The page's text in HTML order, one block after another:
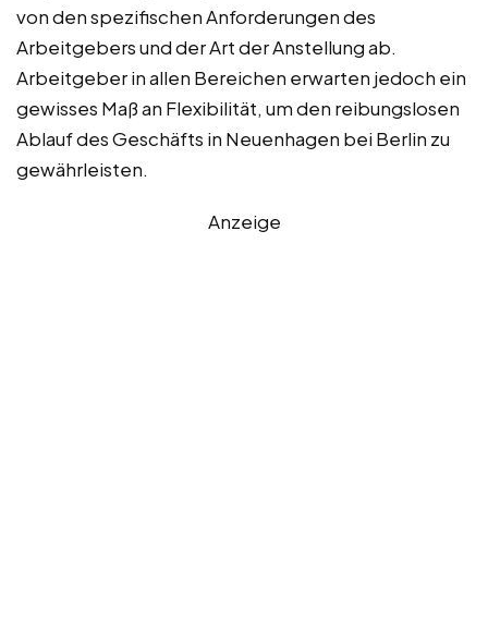
von den spezifischen Anforderungen des
Arbeitgebers und der Art der Anstellung ab.
Arbeitgeber in allen Bereichen erwarten jedoch ein
gewisses Maß an Flexibilität, um den reibungslosen
Ablauf des Geschäfts in Neuenhagen bei Berlin zu
gewährleisten.
Anzeige